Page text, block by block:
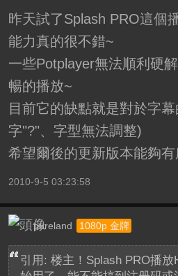
昨天試了Splash PRO這個
能力真的很不錯~
一些Potplayer無法順利硬
暢的播放~
目前它的缺點就是對於字
字"?"、字型無法調整)
希望爾後的更新版本能夠
2010-9-5 03:23:58
pureland 1080p 金牌
引用: 楼主！Splash PRO播